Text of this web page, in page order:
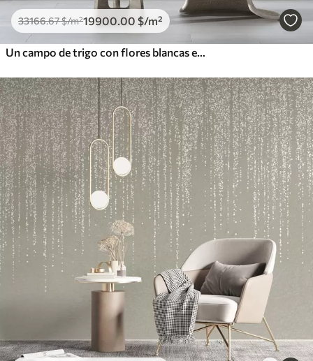
33166.67$/m²19900 .00 $/m²